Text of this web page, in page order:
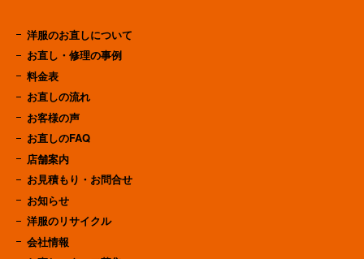
洋服のお直しについて
お直し・修理の事例
料金表
お直しの流れ
お客様の声
お直しのFAQ
店舗案内
お見積もり・お問合せ
お知らせ
洋服のリサイクル
会社情報